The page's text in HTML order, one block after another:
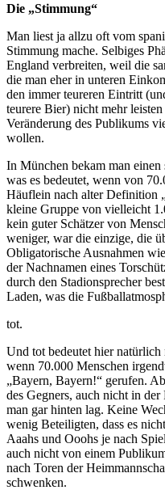
Die „Stimmung“
Man liest ja allzu oft vom
Stimmung mache. Selbiges
England verbreiten, weil die
die man eher in unteren
den immer teureren Eintritt
teurere Bier) nicht mehr
Veränderung des Publikums
wollen.
In München bekam man
was es bedeutet, wenn von
Häuflein nach alter Definition
kleine Gruppe von vielleicht
kein guter Schätzer von
weniger, war die einzige, die
Obligatorische Ausnahmen
der Nachnamen eines
durch den Stadionsprecher
Laden, was die
tot.
Und tot bedeutet hier
wenn 70.000 Menschen
„Bayern, Bayern!“ gerufen.
des Gegners, auch nicht in der
man gar hinten lag. Keine
wenig Beteiligten, dass es
Aaahs und Ooohs je nach
auch nicht von einem
nach Toren der
schwenken.